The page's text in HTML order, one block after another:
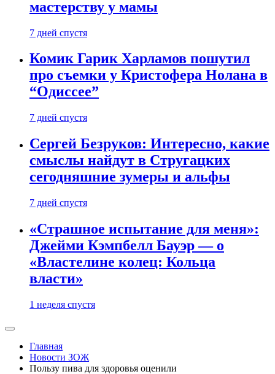
мастерству у мамы
7 дней спустя
Комик Гарик Харламов пошутил
про съемки у Кристофера Нолана в
“Одиссее”
7 дней спустя
Сергей Безруков: Интересно, какие
смыслы найдут в Стругацких
сегодняшние зумеры и альфы
7 дней спустя
«Страшное испытание для меня»:
Джейми Кэмпбелл Бауэр — о
«Властелине колец: Кольца
власти»
1 неделя спустя
Главная
Новости ЗОЖ
Пользу пива для здоровья оценили